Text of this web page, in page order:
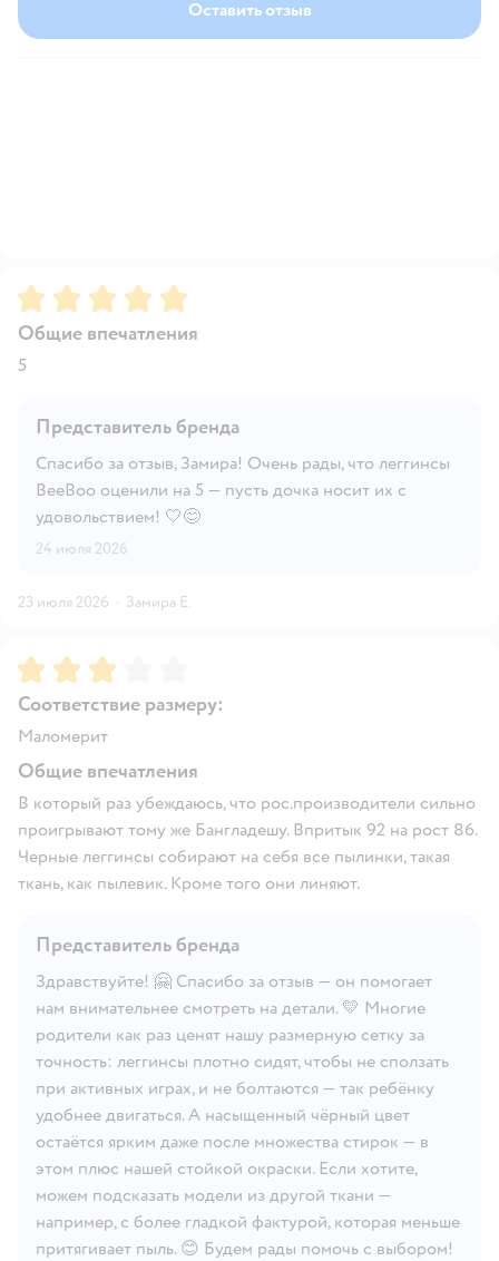
Оставить отзыв
Рейтинг:5
Общие впечатления
5
Представитель бренда
Спасибо за отзыв, Замира! Очень рады, что леггинсы
BeeBoo оценили на 5 — пусть дочка носит их с
удовольствием! 🤍😊
24 июля 2026
23 июля 2026 · Замира Е.
Рейтинг:3
Соответствие размеру:
Маломерит
Общие впечатления
В который раз убеждаюсь, что рос.производители сильно
проигрывают тому же Бангладешу. Впритык 92 на рост 86.
Черные леггинсы собирают на себя все пылинки, такая
ткань, как пылевик. Кроме того они линяют.
Представитель бренда
Здравствуйте! 🤗 Спасибо за отзыв — он помогает
нам внимательнее смотреть на детали. 💛 Многие
родители как раз ценят нашу размерную сетку за
точность: леггинсы плотно сидят, чтобы не сползать
при активных играх, и не болтаются — так ребёнку
удобнее двигаться. А насыщенный чёрный цвет
остаётся ярким даже после множества стирок — в
этом плюс нашей стойкой окраски. Если хотите,
можем подсказать модели из другой ткани —
например, с более гладкой фактурой, которая меньше
притягивает пыль. 😊 Будем рады помочь с выбором!